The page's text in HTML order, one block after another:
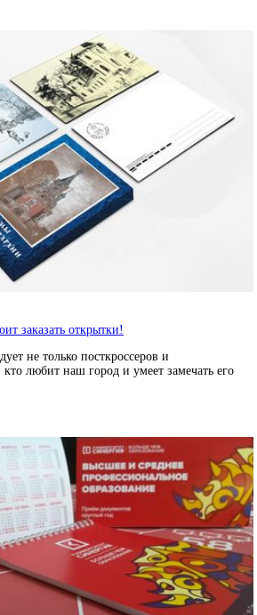
заказать открытки!
не только посткроссеров и
любит наш город и умеет замечать его